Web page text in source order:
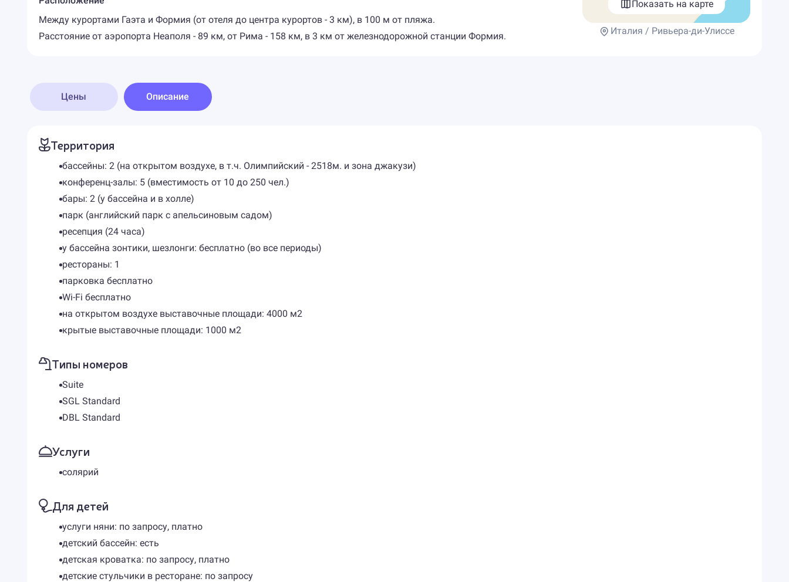
Между курортами Гаэта и Формия (от отеля до центра курортов - 3 км), в 100 м от пляжа.
Расстояние от аэропорта Неаполя - 89 км, от Рима - 158 км, в 3 км от железнодорожной станции Формия.
Показать на карте
Италия / Ривьера-ди-Улиссе
Цены Описание
Территория
бассейны: 2 (на открытом воздухе, в т.ч. Олимпийский - 2518м. и зона джакузи)
конференц-залы: 5 (вместимость от 10 до 250 чел.)
бары: 2 (у бассейна и в холле)
парк (английский парк с апельсиновым садом)
ресепция (24 часа)
у бассейна зонтики, шезлонги: бесплатно (во все периоды)
рестораны: 1
парковка бесплатно
Wi-Fi бесплатно
на открытом воздухе выставочные площади: 4000 м2
крытые выставочные площади: 1000 м2
Типы номеров
Suite
SGL Standard
DBL Standard
Услуги
солярий
Для детей
услуги няни: по запросу, платно
детский бассейн: есть
детская кроватка: по запросу, платно
детские стульчики в ресторане: по запросу